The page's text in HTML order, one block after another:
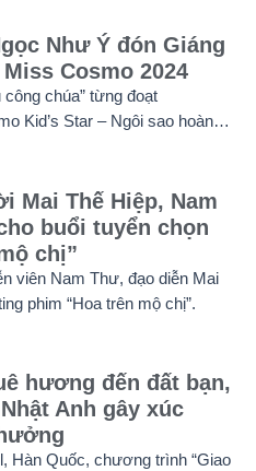
Phùng Khánh Linh.
Như Ý đón Giáng
Cosmo 2024
chúa” từng đoạt
Kid’s Star – Ngôi sao hoàn
Mai Thế Hiệp, Nam
buổi tuyển chọn
chị”
viên Nam Thư, đạo diễn Mai
phim “Hoa trên mộ chị”.
hương đến đất bạn,
Anh gây xúc
Hàn Quốc, chương trình “Giao